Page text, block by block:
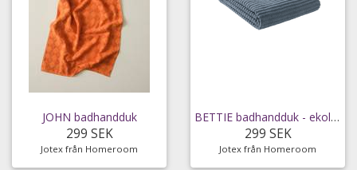
JOHN badhandduk
299 SEK
Jotex från Homeroom
BETTIE badhandduk - ekologisk
299 SEK
Jotex från Homeroom